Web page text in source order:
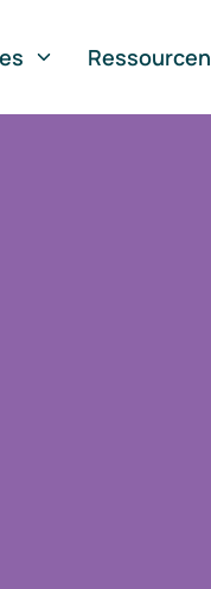
Ressourcen